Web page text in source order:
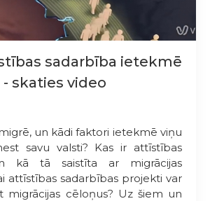
sadarbība ietekmē
skaties video
un kādi faktori ietekmē viņu
savu valsti? Kas ir attīstības
kā tā saistīta ar migrācijas
attīstības sadarbības projekti var
migrācijas cēloņus? Uz šiem un